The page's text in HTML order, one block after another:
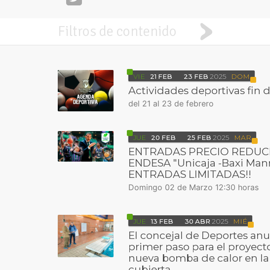
Filtros de contenido
VIE 21 FEB 23 FEB 2025 DOM
Actividades deportivas fin
del 21 al 23 de febrero
JUE 20 FEB 25 FEB 2025 MAR
ENTRADAS PRECIO
ENDESA "Unicaja -Baxi
ENTRADAS LIMITADAS!!
Domingo 02 de Marzo 12:30 horas
JUE 13 FEB 30 ABR 2025 MIÉ
El concejal de Deportes
primer paso para el
nueva bomba de calor en